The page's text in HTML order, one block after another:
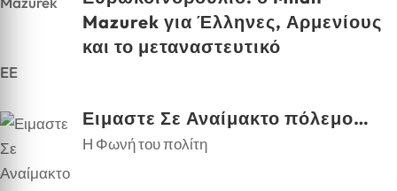
Mazurek για Έλληνες, Αρμενίους
και το μεταναστευτικό
EE
Ειμαστε Σε Αναίμακτο πόλεμο…
Η Φωνή του πολίτη